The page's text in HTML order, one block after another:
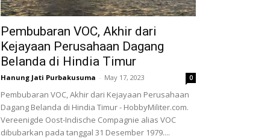
Pembubaran VOC, Akhir dari
Kejayaan Perusahaan Dagang
Belanda di Hindia Timur
Hanung Jati Purbakusuma - May 17, 2023 0
Pembubaran VOC, Akhir dari Kejayaan Perusahaan
Dagang Belanda di Hindia Timur - HobbyMiliter.com.
Vereenigde Oost-Indische Compagnie alias VOC
dibubarkan pada tanggal 31 Desember 1979....